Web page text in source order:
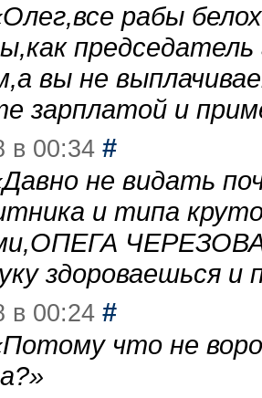
Олег,все рабы
вы не
зарплатой и
в 00:34 #
Давно не видать
и типа
здороваешься
в 00:24 #
Потому что не
»